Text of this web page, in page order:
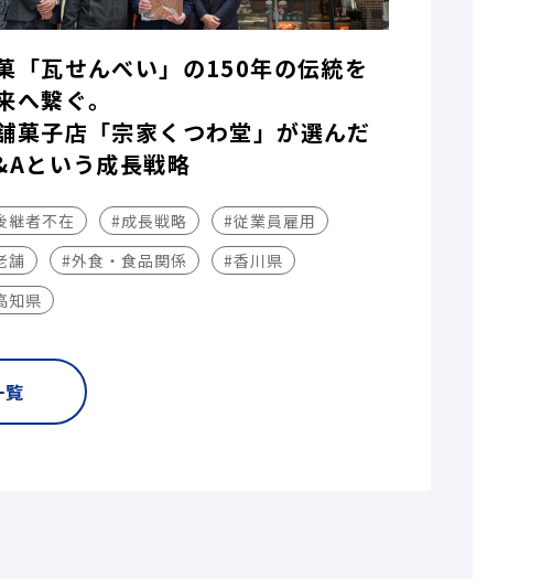
「瓦せんべい」の150年の伝統を
へ繋ぐ。
菓子店「宗家くつわ堂」が選んだ
という成長戦略
継者不在 #成長戦略
#従業員雇用
舗
#外食・食品関係
#香川県
知県
覧